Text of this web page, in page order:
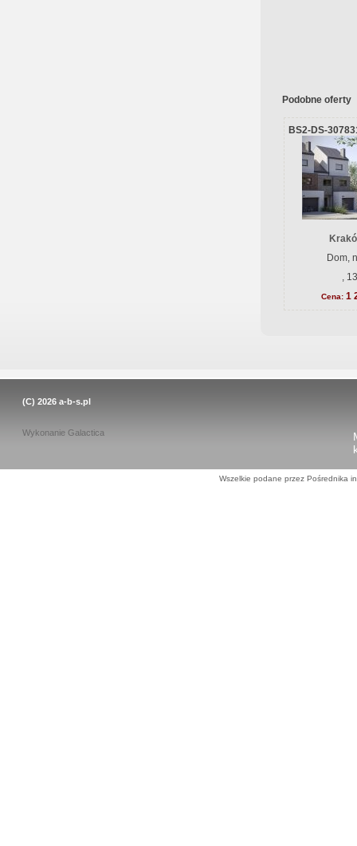
Podobne oferty
BS2-DS-
Dom,
,
Cena: 1
(C) 2026 a-b-s.pl
Wykonanie Galactica
Wszelkie podane przez Pośrednika